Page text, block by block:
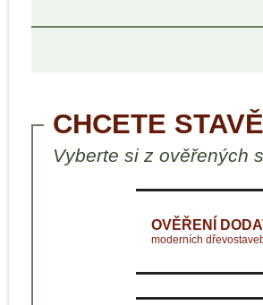
CHCETE
Vyberte si z ověřených
OVĚŘENÍ
moderních